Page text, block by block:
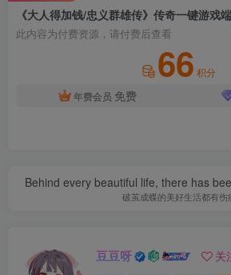
此内容为付费资源，请付费后查看
66 积分
年费会员 免费
Behind every beautiful life, there has
破茧成蝶的美好生活都有伤
豆豆呀 关